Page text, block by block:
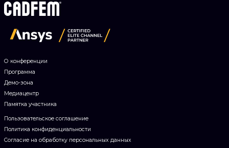
О конференции
Программа
Демо-зона
Медиацентр
Памятка участника
Пользовательское соглашение
Политика конфиденциальности
Согласие на обработку персональных данных